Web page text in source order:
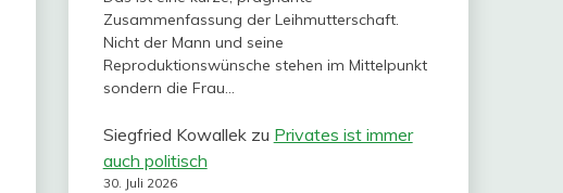
Zusammenfassung der Leihmutterschaft.
Nicht der Mann und seine
Reproduktionswünsche stehen im Mittelpunkt
sondern die Frau…
Siegfried Kowallekzu Privates ist immer
auch politisch
30. Juli 2026